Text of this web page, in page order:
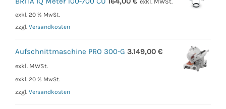
exkl. 20 % MwSt.
zzgl. Versandkosten
Aufschnittmaschine PRO 300-G 3.149,00 €
exkl. MWSt.
exkl. 20 % MwSt.
zzgl. Versandkosten